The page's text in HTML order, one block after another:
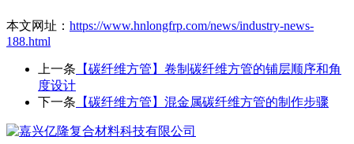
本文网址： https://www.hnlongfrp.com/news/industry-news-
188.html
上一条 【碳纤维方管】卷制碳纤维方管的铺层顺序和角
度设计
下一条 【碳纤维方管】混金属碳纤维方管的制作步骤